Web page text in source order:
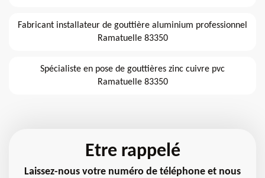
Fabricant installateur de gouttière aluminium professionnel
Ramatuelle 83350
Spécialiste en pose de gouttières zinc cuivre pvc
Ramatuelle 83350
Etre rappelé
Laissez-nous votre numéro de téléphone et nous